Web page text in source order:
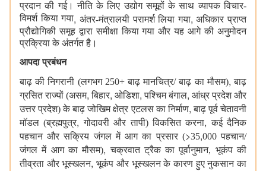
प्रदान की गई। नीति के लिए उद्योग समूहों के साथ व्यापक विचार-
विमर्श किया गया, अंतर-मंत्रालयी परामर्श लिया गया,अधिकार प्राप्त
प्रौद्योगिकी समूह द्वारा समीक्षा किया गया और यह आगे की अनुमोदन
प्रक्रिया के अंतर्गत है।
आपदा प्रबंधन
बाढ़ की निगरानी (लगभग 250+ बाढ़ मानचित्र/ बाढ़ का मौसम),बाढ़
ग्रसित राज्यों (असम,बिहार, ओडिशा,पश्चिम बंगाल, आंध्र प्रदेश और
उत्तर प्रदेश) के बाढ़ जोखिम क्षेत्र एटलस का निर्माण,बाढ़ पूर्व चेतावनी
मॉडल (ब्रह्मपुत्र,गोदावरी और तापी) विकसित करना,कई दैनिक
पहचान और सक्रिय जंगल में आग का प्रसार (>35,000 पहचान/
जंगल में आग का मौसम),चक्रवात ट्रैक का पूर्वानुमान, भूकंप की
तीव्रता और भूस्खलन,भूकंप और भूस्खलन के कारण हुए नुकसान का